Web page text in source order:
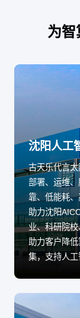
为
沈阳人工
古天乐代言
部署、运维
靠、低能耗、
助力沈阳
业、科研院校
助力客户降
集，支持人工